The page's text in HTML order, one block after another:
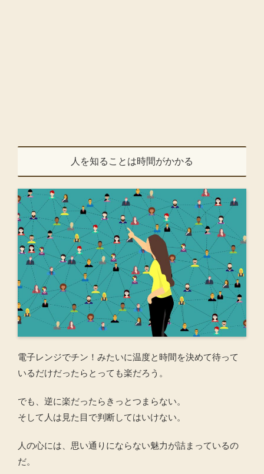
人を知ることは時間がかかる
電子レンジでチン！みたいに温度と時間を決めて待って
いるだけだったらとっても楽だろう。
でも、逆に楽だったらきっとつまらない。
そして人は見た目で判断してはいけない。
人の心には、思い通りにならない魅力が詰まっているの
だ。